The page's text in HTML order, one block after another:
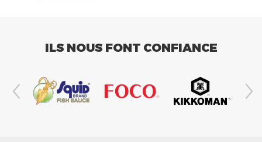
ILS NOUS FONT CONFIANCE